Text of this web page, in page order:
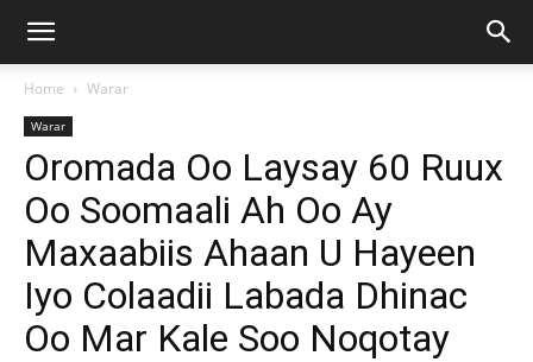
Home Warar
Warar
Oromada Oo Laysay 60 Ruux
Oo Soomaali Ah Oo Ay
Maxaabiis Ahaan U Hayeen
Iyo Colaadii Labada Dhinac
Oo Mar Kale Soo Noqotay